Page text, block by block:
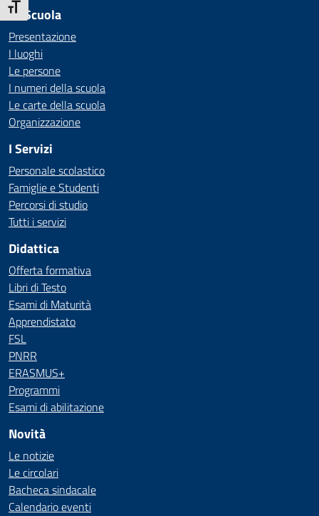
Attiva/disattiva dimensione testo
La Scuola
Presentazione
I luoghi
Le persone
I numeri della scuola
Le carte della scuola
Organizzazione
I Servizi
Personale scolastico
Famiglie e Studenti
Percorsi di studio
Tutti i servizi
Didattica
Offerta formativa
Libri di Testo
Esami di Maturità
Apprendistato
FSL
PNRR
ERASMUS+
Programmi
Esami di abilitazione
Novità
Le notizie
Le circolari
Bacheca sindacale
Calendario eventi